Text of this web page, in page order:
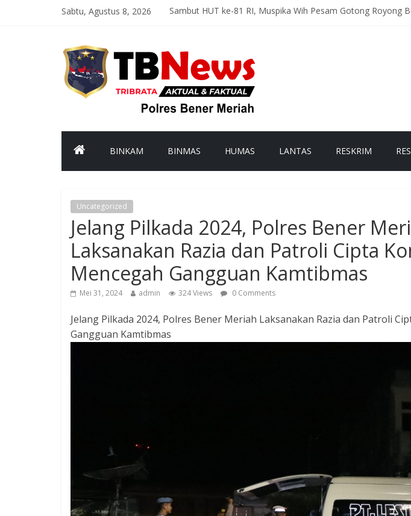
Sabtu, Agustus 8, 2026
Sambut HUT ke-81 RI, Muspika Wih Pesam Gotong Royong
Polsek Pintu Rime Gayo Pantau Kondisi Warga di Hunian
Bhabinkamtibmas Polsek Permata Sambangi Warga,
BINKAM BINMAS HUMAS LANTAS RESKRIM
Uncategorized
Jelang Pilkada 2024, Polres Bener
Laksanakan Razia dan Patroli Cipta
Mencegah Gangguan Kamtibmas
Mei 31, 2024 admin 324 Views 0 Comments
Jelang Pilkada 2024, Polres Bener Meriah Laksanakan Razia dan Patroli
Gangguan Kamtibmas